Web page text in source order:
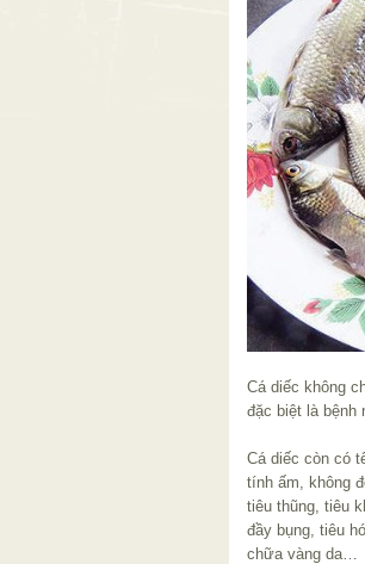
Cá diếc không
đặc biệt là bệnh
Cá diếc còn có
tính ấm, không
tiêu thũng, tiêu
đầy bụng, tiêu
chữa vàng da…